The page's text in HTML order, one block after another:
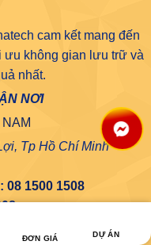
cam kết mang đến
ưu không gian lưu trữ và
nhất.
NƠI
Tp Hồ Chí Minh
08 1500 1508
ĐƠN GIÁ DỰ ÁN